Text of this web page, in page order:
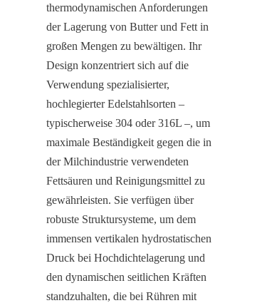
thermodynamischen Anforderungen
der Lagerung von Butter und Fett in
großen Mengen zu bewältigen. Ihr
Design konzentriert sich auf die
Verwendung spezialisierter,
hochlegierter Edelstahlsorten –
typischerweise 304 oder 316L –, um
maximale Beständigkeit gegen die in
der Milchindustrie verwendeten
Fettsäuren und Reinigungsmittel zu
gewährleisten. Sie verfügen über
robuste Struktursysteme, um dem
immensen vertikalen hydrostatischen
Druck bei Hochdichtelagerung und
den dynamischen seitlichen Kräften
standzuhalten, die bei Rühren mit